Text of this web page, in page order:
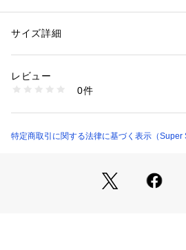
30cm 【股下】17cm 【すそ幅】
m
●LLサイズ詳細:【ウエスト】84cm 【
●3Lサイズ詳細:【ウエスト】90cm 【
●吸汗速乾性に優れたNB Dryのダブル
性別：メンズ
商品番号：
10880232001 （ショップ）
サイズ詳細
レビュー
0件
特定商取引に関する法律に基づく表示（Super